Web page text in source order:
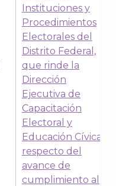
Instituciones y
Procedimientos
Electorales del
Distrito Federal,
que rinde la
Dirección
Ejecutiva de
Capacitación
Electoral y
Educación Cívica,
respecto del
avance de
cumplimiento al